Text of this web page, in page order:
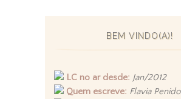
BEM VINDO(A)!
LC no ar desde: Jan/2012
Quem escreve: Flavia Penido